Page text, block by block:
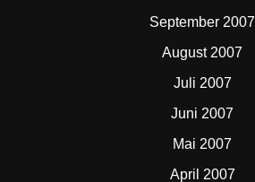
September 2007
August 2007
Juli 2007
Juni 2007
Mai 2007
April 2007